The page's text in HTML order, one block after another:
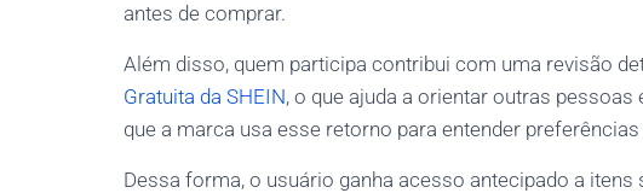
antes de comprar.
Além disso, quem participa contribui com uma revisão
Gratuita da SHEIN, o que ajuda a orientar outras
que a marca usa esse retorno para entender
Dessa forma, o usuário ganha acesso antecipado a